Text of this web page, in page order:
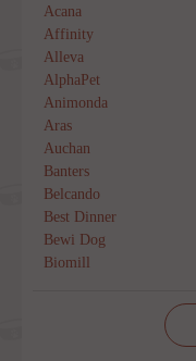
Acana
Affinity
Alleva
AlphaPet
Animonda
Aras
Auchan
Banters
Belcando
Best Dinner
Bewi Dog
Biomill